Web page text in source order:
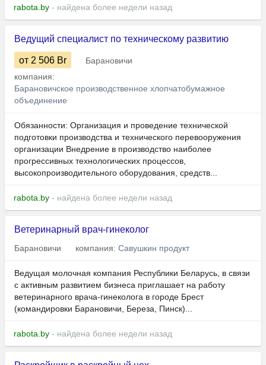
rabota.by - найдена более недели назад
Ведущий специалист по техническому развитию
от 2 506 Br
Барановичи
компания:
Барановичское производственное хлопчатобумажное
объединение
Обязанности: Организация и проведение технической
подготовки производства и технического перевооружения
организации Внедрение в производство наиболее
прогрессивных технологических процессов,
высокопроизводительного оборудования, средств...
rabota.by - найдена более недели назад
Ветеринарный врач-гинеколог
Барановичи компания: Савушкин продукт
Ведущая молочная компания Республики Беларусь, в связи
с активным развитием бизнеса приглашает на работу
ветеринарного врача-гинеколога в городе Брест
(командировки Барановичи, Береза, Пинск)...
rabota.by - найдена более недели назад